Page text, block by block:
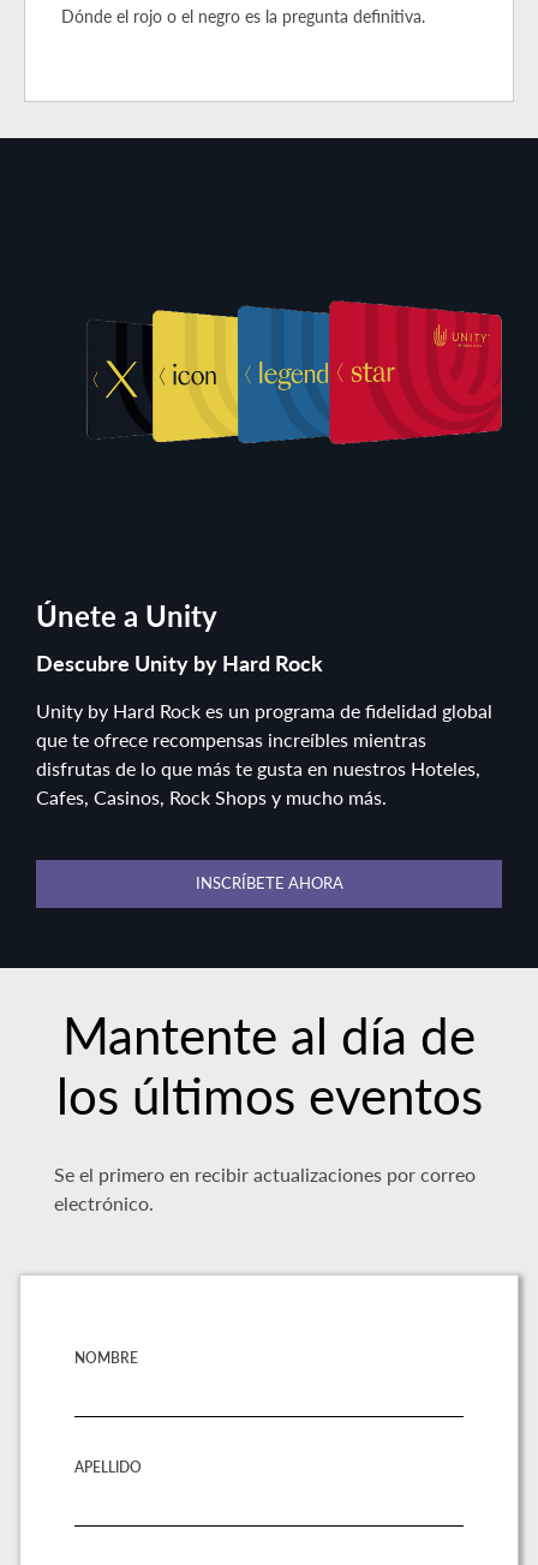
Dónde el rojo o el negro es la pregunta definitiva.
Únete a Unity
Descubre Unity by Hard Rock
Unity by Hard Rock es un programa de fidelidad global
que te ofrece recompensas increíbles mientras
disfrutas de lo que más te gusta en nuestros Hoteles,
Cafes, Casinos, Rock Shops y mucho más.
INSCRÍBETE AHORA
Mantente al día de
los últimos eventos
Se el primero en recibir actualizaciones por correo
electrónico.
NOMBRE
APELLIDO